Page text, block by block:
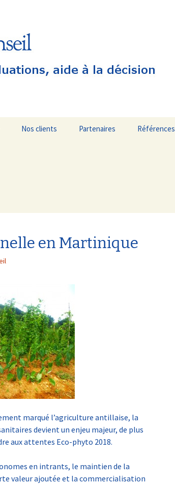
Nos clients Partenaires Références
en Martinique
marqué l’agriculture antillaise, la
devient un enjeu majeur, de plus
aux attentes Eco-phyto 2018.
en intrants, le maintien de la
valeur ajoutée et la commercialisation